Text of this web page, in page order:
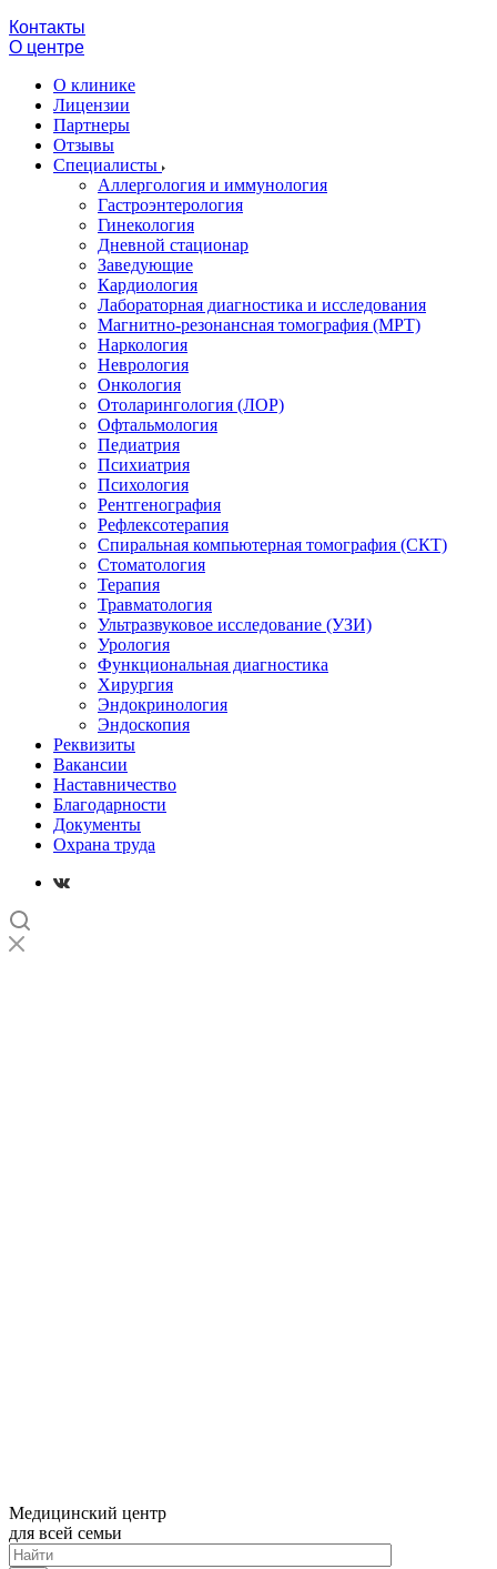
Контакты
О центре
О клинике
Лицензии
Партнеры
Отзывы
Специалисты
Аллергология и иммунология
Гастроэнтерология
Гинекология
Дневной стационар
Заведующие
Кардиология
Лабораторная диагностика и исследования
Магнитно-резонансная томография (МРТ)
Наркология
Неврология
Онкология
Отоларингология (ЛОР)
Офтальмология
Педиатрия
Психиатрия
Психология
Рентгенография
Рефлексотерапия
Спиральная компьютерная томография (СКТ)
Стоматология
Терапия
Травматология
Ультразвуковое исследование (УЗИ)
Урология
Функциональная диагностика
Хирургия
Эндокринология
Эндоскопия
Реквизиты
Вакансии
Наставничество
Благодарности
Документы
Охрана труда
Медицинский центр
для всей семьи